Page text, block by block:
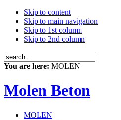
Skip to content
Skip to main navigation
Skip to 1st column
Skip to 2nd column
You are here: MOLEN
Molen Beton
MOLEN